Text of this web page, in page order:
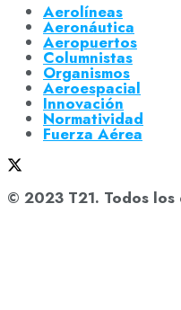
Aerolíneas
Aeronáutica
Aeropuertos
Columnistas
Organismos
Aeroespacial
Innovación
Normatividad
Fuerza Aérea
© 2023 T21. Todos